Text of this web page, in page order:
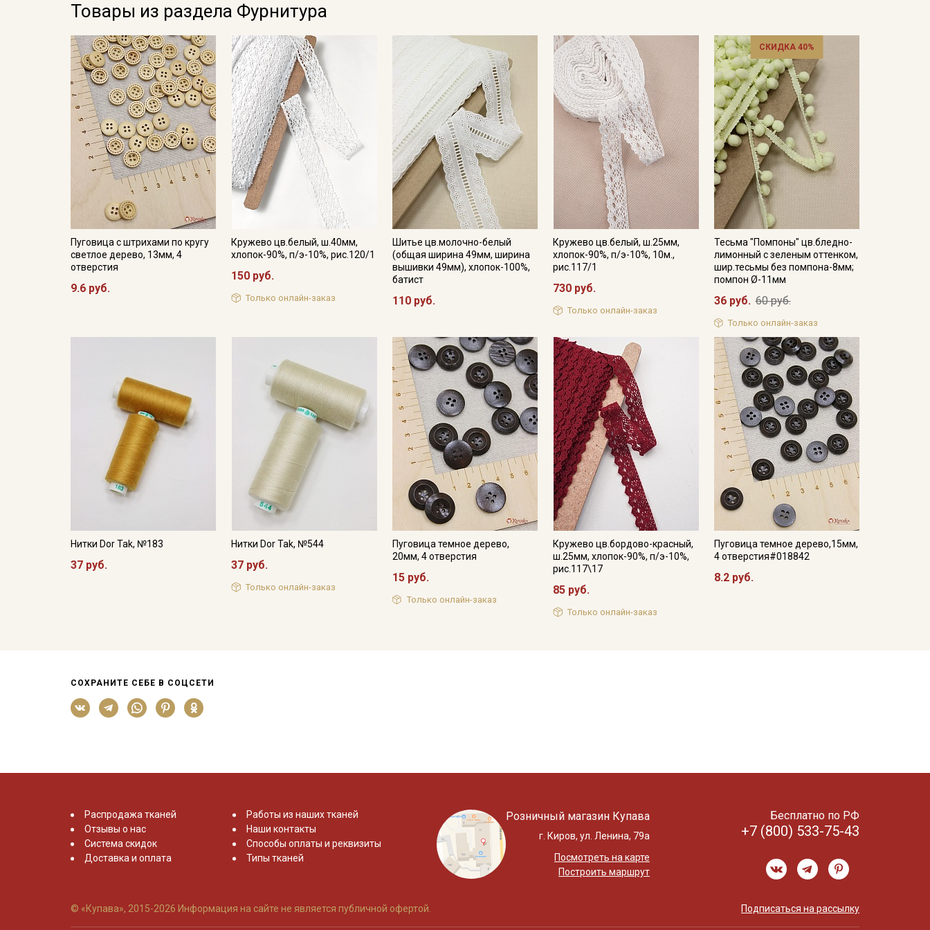
Товары из раздела Фурнитура
Пуговица с штрихами по кругу
светлое дерево, 13мм, 4
отверстия
9.6 руб.
Кружево цв.белый, ш.40мм,
хлопок-90%, п/э-10%, рис.120/1
150 руб.
Только онлайн-заказ
Шитье цв.молочно-белый
(общая ширина 49мм, ширина
вышивки 49мм), хлопок-100%,
батист
110 руб.
Кружево цв.белый, ш.25мм,
хлопок-90%, п/э-10%, 10м.,
рис.117/1
730 руб.
Только онлайн-заказ
СКИДКА 40%
Тесьма "Помпоны" цв.бледно-
лимонный с зеленым оттенком,
шир.тесьмы без помпона-8мм;
помпон Ø-11мм
36 руб. 60 руб.
Только онлайн-заказ
Нитки Dor Tak, №183
37 руб.
Нитки Dor Tak, №544
37 руб.
Только онлайн-заказ
Пуговица темное дерево,
20мм, 4 отверстия
15 руб.
Только онлайн-заказ
Кружево цв.бордово-красный,
ш.25мм, хлопок-90%, п/э-10%,
рис.117\17
85 руб.
Только онлайн-заказ
Пуговица темное дерево,15мм,
4 отверстия#018842
8.2 руб.
СОХРАНИТЕ СЕБЕ В СОЦСЕТИ
Распродажа тканей
Отзывы о нас
Система скидок
Доставка и оплата
Работы из наших тканей
Наши контакты
Способы оплаты и реквизиты
Типы тканей
Розничный магазин Купава
г. Киров, ул. Ленина, 79а
Посмотреть на карте
Построить маршрут
Бесплатно по РФ
+7 (800) 533-75-43
© «Купава», 2015-2026 Информация на сайте не является публичной офертой. Подписаться на рассылку
Подписаться
Ознакомлен(а) с Политикой обработки персональных
данных
и даю Согласие на обработку персональных
данных
Согласие на получение рекламных и
информационных рассылок